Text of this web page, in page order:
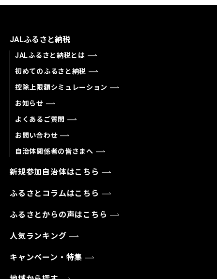
JALふるさと納税
JALふるさと納税とは
初めてのふるさと納税
控除上限額シミュレーション
お知らせ
よくあるご質問
お問い合わせ
自治体関係者の皆さまへ
新規参加自治体はこちら
ふるさとコラムはこちら
ふるさとからの声はこちら
人気ランキング
キャンペーン・特集